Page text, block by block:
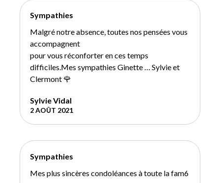
Sympathies
Malgré notre absence, toutes nos pensées vous
accompagnent
pour vous réconforter en ces temps
difficiles.Mes sympathies Ginette … Sylvie et
Clermont 🌹
Sylvie Vidal
2 AOÛT 2021
Sympathies
Mes plus sincères condoléances à toute la fam6